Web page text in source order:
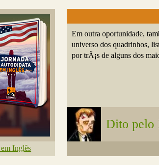
Inglês
Em outra oportunidade,
universo dos quadrinhos,
por trÃ¡s de alguns dos
Dito pelo